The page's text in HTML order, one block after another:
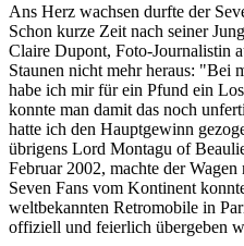
Ans Herz wachsen durfte der
Schon kurze Zeit nach seiner
Claire Dupont, Foto-Journalistin
Staunen nicht mehr heraus: "Bei
habe ich mir für ein Pfund ein
konnte man damit das noch
hatte ich den Hauptgewinn
übrigens Lord Montagu of
Februar 2002, machte der
Seven Fans vom Kontinent
weltbekannten Retromobile in
offiziell und feierlich übergeben